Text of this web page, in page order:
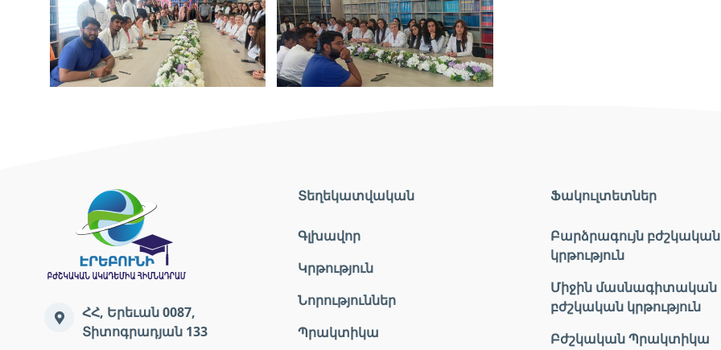
ՀՀ, Երեւան 0087,
Տիտոգրադյան 133
Տեղեկատվական
Գլխավոր
Կրթություն
Նորություններ
Պրակտիկա
Ֆակուլտետներ
Բարձրագույն բժշկական
կրթություն
Միջին մասնագիտական
բժշկական կրթություն
Բժշկական Պրակտիկա